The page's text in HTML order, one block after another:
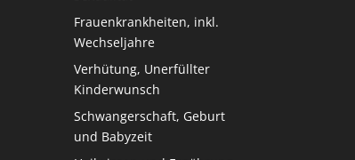
Frauenkrankheiten, inkl.
Wechseljahre
Verhütung, Unerfüllter
Kinderwunsch
Schwangerschaft, Geburt
und Babyzeit